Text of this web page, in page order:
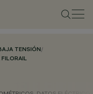
TENSIÓN/